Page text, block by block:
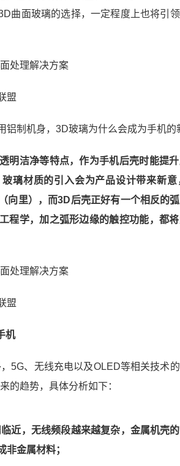
曲面玻璃的选择，一定程度上也将引
盟
铝制机身，3D玻璃为什么会成为手机的
明洁净等特点，作为手机后壳时能提
璃材质的引入会为产品设计带来新意
向里），而3D后壳正好有一个相反的
程学，加之弧形边缘的触控功能，都
盟
机
5G、无线充电以及OLED等相关技术
的趋势，具体分析如下：
近，无线频段越来越复杂，金属机壳
非金属材料；